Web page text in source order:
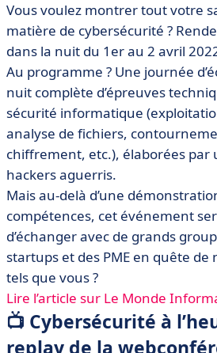
Vous voulez montrer tout votre
matière de cybersécurité ?
dans la nuit du 1er au 2 avril
Au programme ? Une journée
nuit complète d’épreuves
sécurité informatique
analyse de fichiers,
chiffrement, etc.), élaborées par
hackers aguerris.
Mais au-delà d’une
compétences, cet événement
d’échanger avec de grands
startups et des PME en quête
tels que vous ?
Lire l’article sur Le Monde
📺 Cybersécurité à
replay de la